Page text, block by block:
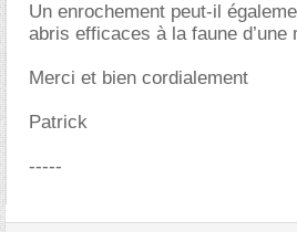
Un enrochement peut-il
abris efficaces à la faune d’une
Merci et bien cordialement
Patrick
-----